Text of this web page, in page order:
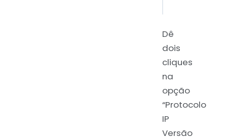
Dê
dois
cliques
na
opção
“Protocolo
IP
Versão